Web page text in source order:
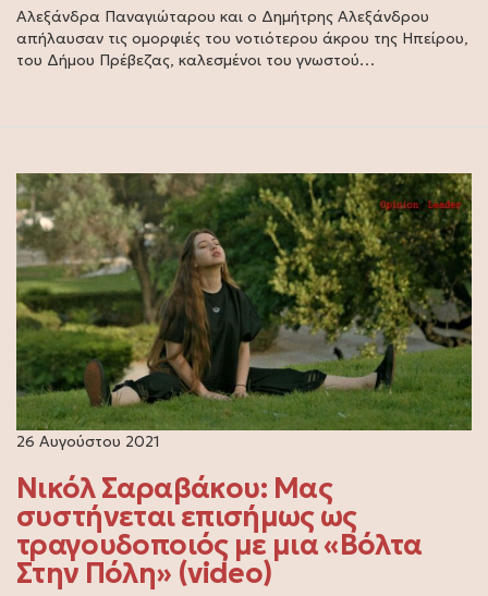
Αλεξάνδρα Παναγιώταρου και ο Δημήτρης Αλεξάνδρου
απήλαυσαν τις ομορφιές του νοτιότερου άκρου της Ηπείρου,
του Δήμου Πρέβεζας, καλεσμένοι του γνωστού…
26 Αυγούστου 2021
Νικόλ Σαραβάκου: Μας
συστήνεται επισήμως ως
τραγουδοποιός με μια «Βόλτα
Στην Πόλη» (video)